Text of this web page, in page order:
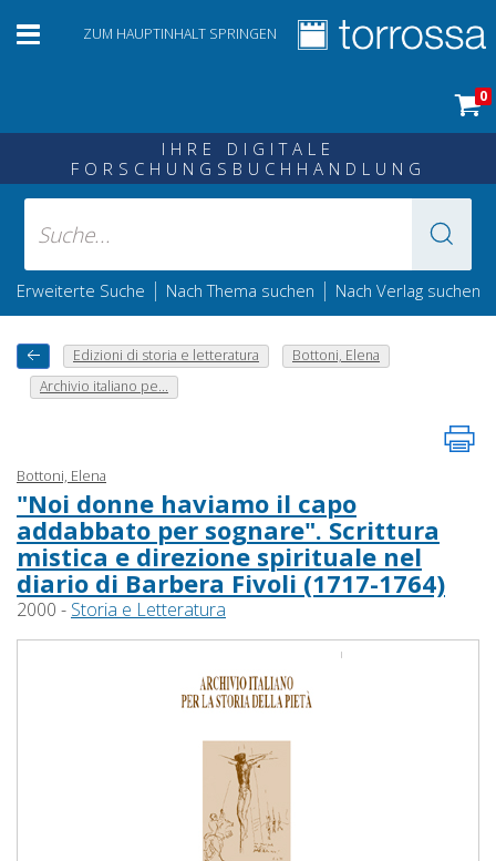
ZUM HAUPTINHALT SPRINGEN
0
IHRE DIGITALE
FORSCHUNGSBUCHHANDLUNG
Erweiterte Suche | Nach Thema suchen | Nach Verlag suchen
Edizioni di storia e letteratura
Bottoni, Elena
Archivio italiano pe...
Bottoni, Elena
"Noi donne haviamo il capo
addabbato per sognare". Scrittura
mistica e direzione spirituale nel
diario di Barbera Fivoli (1717-1764)
2000 - Storia e Letteratura